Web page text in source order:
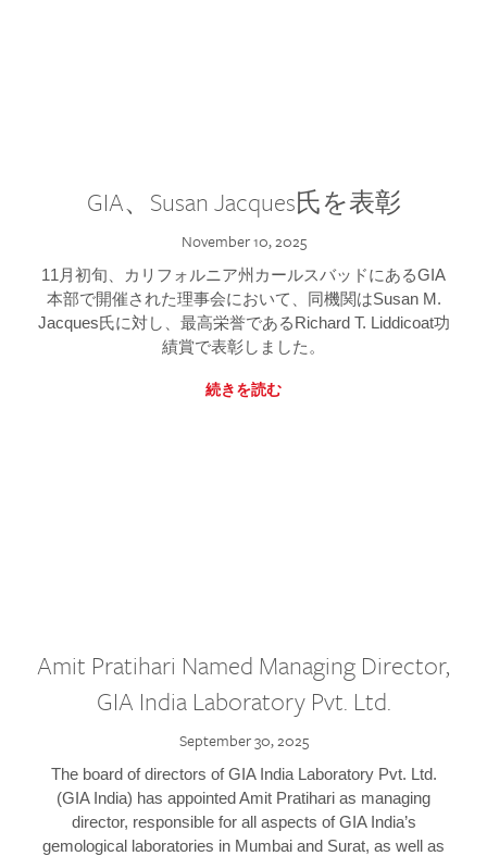
GIA、Susan Jacques氏を表彰
November 10, 2025
11月初旬、カリフォルニア州カールスバッドにあるGIA
本部で開催された理事会において、同機関はSusan M.
Jacques氏に対し、最高栄誉であるRichard T. Liddicoat功
績賞で表彰しました。
続きを読む
Amit Pratihari Named Managing Director,
GIA India Laboratory Pvt. Ltd.
September 30, 2025
The board of directors of GIA India Laboratory Pvt. Ltd.
(GIA India) has appointed Amit Pratihari as managing
director, responsible for all aspects of GIA India’s
gemological laboratories in Mumbai and Surat, as well as